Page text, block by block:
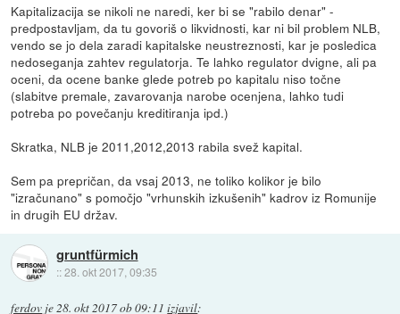
Kapitalizacija se nikoli ne naredi, ker bi se "rabilo denar" -
predpostavljam, da tu govoriš o likvidnosti, kar ni bil problem NLB,
vendo se jo dela zaradi kapitalske neustreznosti, kar je posledica
nedoseganja zahtev regulatorja. Te lahko regulator dvigne, ali pa
oceni, da ocene banke glede potreb po kapitalu niso točne
(slabitve premale, zavarovanja narobe ocenjena, lahko tudi
potreba po povečanju kreditiranja ipd.)
Skratka, NLB je 2011,2012,2013 rabila svež kapital.
Sem pa prepričan, da vsaj 2013, ne toliko kolikor je bilo
"izračunano" s pomočjo "vrhunskih izkušenih" kadrov iz Romunije
in drugih EU držav.
gruntfürmich
::28. okt 2017, 09:35
ferdov je28. okt 2017 ob 09:11 izjavil: